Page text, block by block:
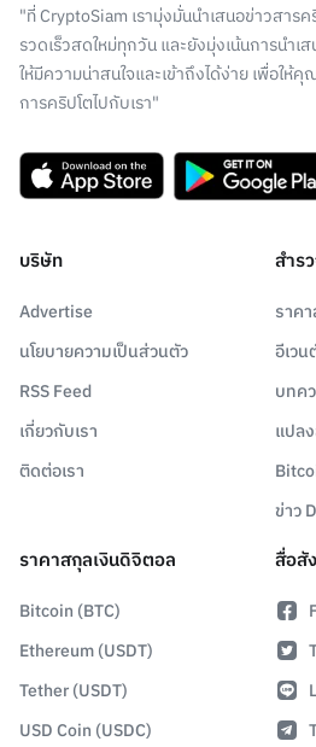
"ที่ CryptoSiam เรามุ่งมั่นนำเสนอข่าวสาร
รวดเร็วสดใหม่ทุกวัน และยังมุ่งเน้นการนำเ
ให้มีความน่าสนใจและเข้าถึงได้ง่าย เพื่อให้
การคริปโตไปกับเรา"
บริษัท
Advertise
นโยบายความเป็นส่วนตัว
RSS Feed
เกี่ยวกับเรา
ติดต่อเรา
สำร
ราค
อีเวน
บทค
แปล
ข่าว
ราคาสกุลเงินดิจิตอล
Bitcoin (BTC)
Ethereum (USDT)
Tether (USDT)
USD Coin (USDC)
สื่อสั